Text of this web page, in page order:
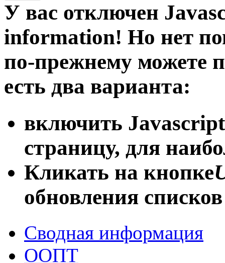
У вас отключен
information! Но нет
по-прежнему можете
есть два варианта:
включить Javascript
страницу, для
Кликать на кнопке
обновления
Сводная информация
ООПТ